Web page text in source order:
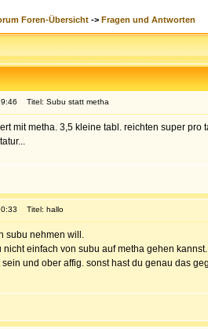
Foren-Übersicht -> Fragen und Antworten
Titel: Subu statt metha
mit metha. 3,5 kleine tabl. reichten super
Titel: hallo
subu nehmen will.
einfach von subu auf metha gehen kannst.
und ober affig. sonst hast du genau das